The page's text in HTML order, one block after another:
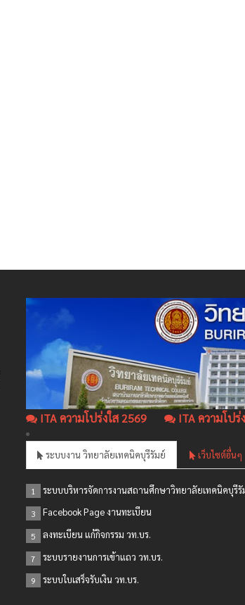
ITA ความโปร่งใส 2569 ITA ความโปร่
ระบบงาน วิทยาลัยเทคนิคบุรีรัมย์ เว็บไซต์อื่นๆ
1 ระบบบริหารจัดการงานสถานศึกษาวิทยาลัยเทคนิคบุรีรั
3 Facebook Page งานทะเบียน
5 ลงทะเบียน แก้กิจกรรม วท.บร.
7 ระบบรายงานการเข้าแถว วท.บร.
9 ระบบใบเสร็จรับเงิน วท.บร.